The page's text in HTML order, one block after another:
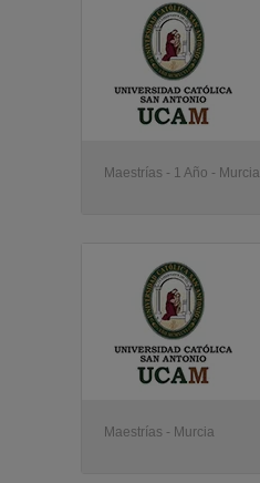
Maestrías - 1 Año - Murcia
Maestrías - Murcia